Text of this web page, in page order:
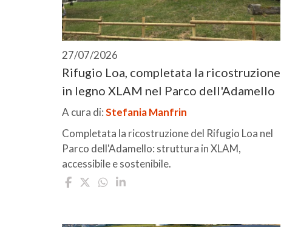
27/07/2026
Rifugio Loa, completata la ricostruzione
in legno XLAM nel Parco dell'Adamello
A cura di:Stefania Manfrin
Completata la ricostruzione del Rifugio Loa nel
Parco dell'Adamello: struttura in XLAM,
accessibile e sostenibile.